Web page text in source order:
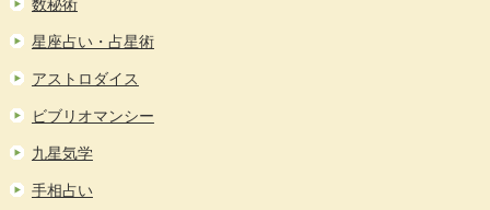
星座占い・占星術
アストロダイス
ビブリオマンシー
九星気学
手相占い